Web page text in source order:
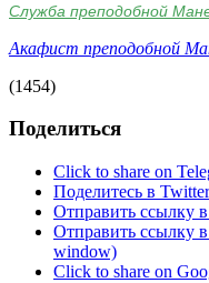
Служба преподобной
Акафист преподобной
(1454)
Поделиться
Click to share on
Поделитесь в
Отправить ссылку
Отправить ссылку
window)
Click to share on